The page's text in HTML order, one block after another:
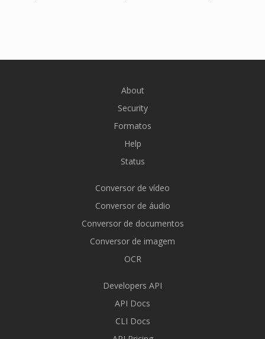
About
Security
Formatos
Help
Status
Conversor de vídeo
Conversor de áudio
Conversor de documentos
Conversor de imagem
OCR
Developers API
API Docs
CLI Docs